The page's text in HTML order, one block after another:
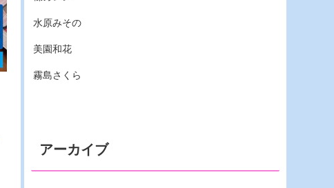
水原みその
美園和花
霧島さくら
アーカイブ